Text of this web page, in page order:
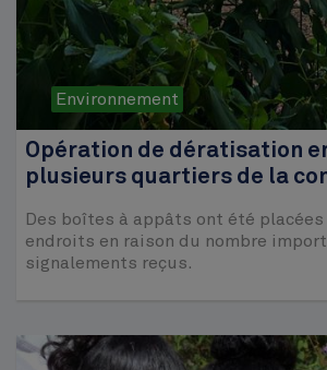
Environnement
Opération de dératisation
plusieurs quartiers de la
Des boîtes à appâts ont été
endroits en raison du nombre
signalements reçus.